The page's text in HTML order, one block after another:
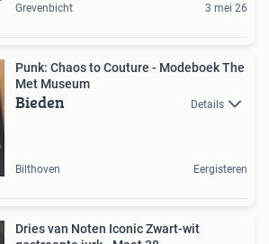
Grevenbicht 3 mei 26
Punk: Chaos to Couture - Modeboek The
Met Museum
Bieden Details
Bilthoven Eergisteren
Dries van Noten Iconic Zwart-wit